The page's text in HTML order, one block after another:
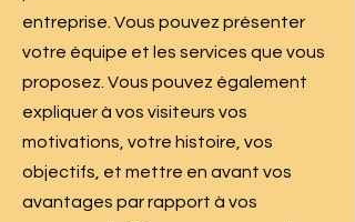
entreprise. Vous pouvez présenter
votre équipe et les services que vous
proposez. Vous pouvez également
expliquer à vos visiteurs vos
motivations, votre histoire, vos
objectifs, et mettre en avant vos
avantages par rapport à vos